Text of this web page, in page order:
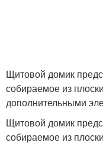
Щитовой домик
собираемое из
дополнительными
Щитовой домик
собираемое из